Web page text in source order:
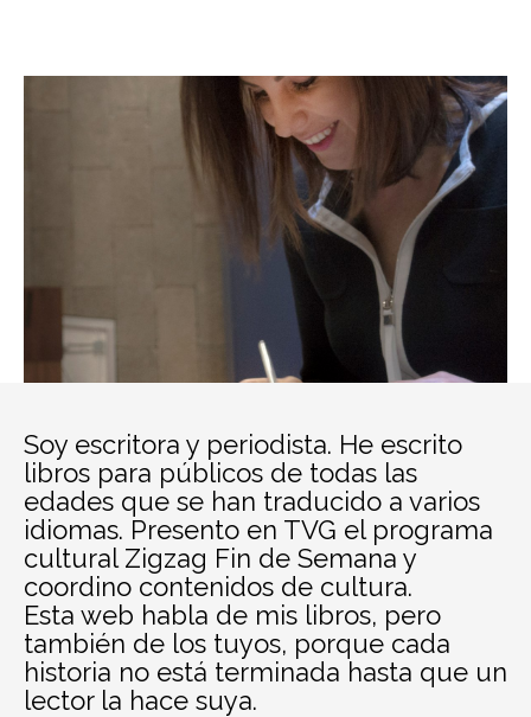
Gracias por visitar mi web
Más datos sobre mí pinchando en biografía.
Soy escritora y periodista. He escrito
libros para públicos de todas las
edades que se han traducido a varios
idiomas. Presento en TVG el programa
cultural Zigzag Fin de Semana y
coordino contenidos de cultura.
Esta web habla de mis libros, pero
también de los tuyos, porque cada
historia no está terminada hasta que un
lector la hace suya.